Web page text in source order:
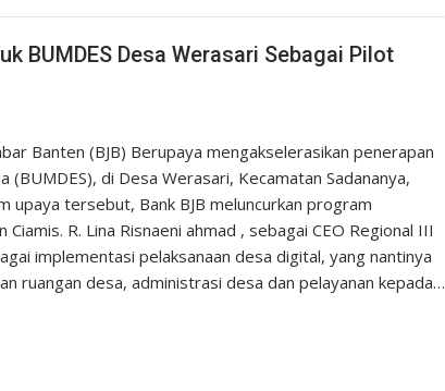
BUMDES Desa Werasari Sebagai Pilot
Banten (BJB) Berupaya mengakselerasikan penerapan
di Desa Werasari, Kecamatan Sadananya,
upaya tersebut, Bank BJB meluncurkan program
R. Lina Risnaeni ahmad , sebagai CEO Regional III
implementasi pelaksanaan desa digital, yang nantinya
ruangan desa, administrasi desa dan pelayanan kepada…